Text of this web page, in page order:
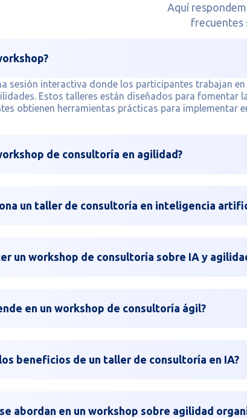
Aquí
frecuentes
sesión interactiva donde los participantes trabajan
Estos talleres están diseñados para fomentar
obtienen herramientas prácticas para implementar
de consultoría en agilidad?
un taller de consultoría en inteligencia
un workshop de consultoría sobre IA y
en un workshop de consultoría ágil?
beneficios de un taller de consultoría en IA?
abordan en un workshop sobre agilidad